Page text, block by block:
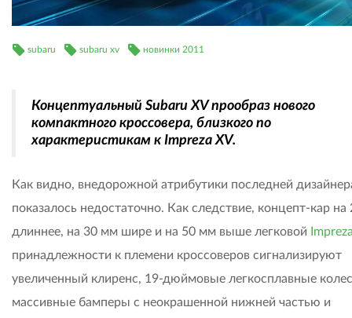
subaru subaru xv новинки 2011
Концептуальный Subaru XV прообраз нового
компактного кроссовера, близкого по
характеристикам к Impreza XV.
Как видно, внедорожной атрибутики последней
показалось недостаточно. Как следствие, концепт-кар
длиннее, на 30 мм шире и на 50 мм выше легковой
принадлежности к племени кроссоверов сигнализируют
увеличенный клиренс, 19-дюймовые легкосплавные
массивные бамперы с неокрашенной нижней частью и